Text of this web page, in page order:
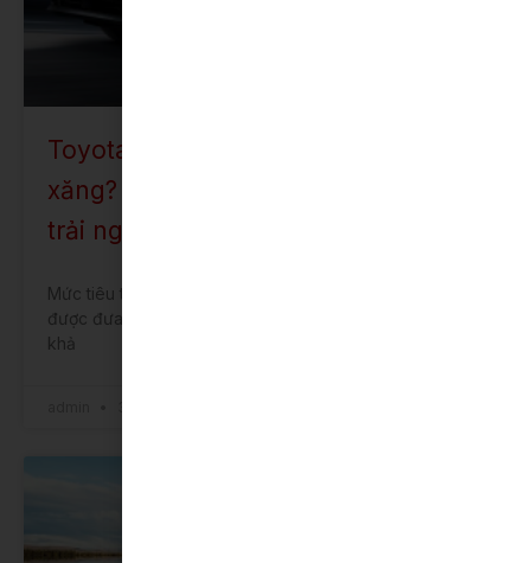
Toyota Vios 2023 ăn bao nhiêu lít
xăng? Mức tiêu thụ nhiên liệu qua
trải nghiệm thực tế
Mức tiêu thụ nhiên liệu tốt đến kinh ngạc là kết luận
được đưa ra khi các phóng viên có cơ hội kiểm nghiệm
khả